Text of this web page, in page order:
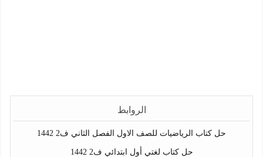
الروابط
حل كتاب الرياضيات للصف الاول الفصل الثاني ف2 1442
حل كتاب لغتي أول ابتدائي ف2 1442